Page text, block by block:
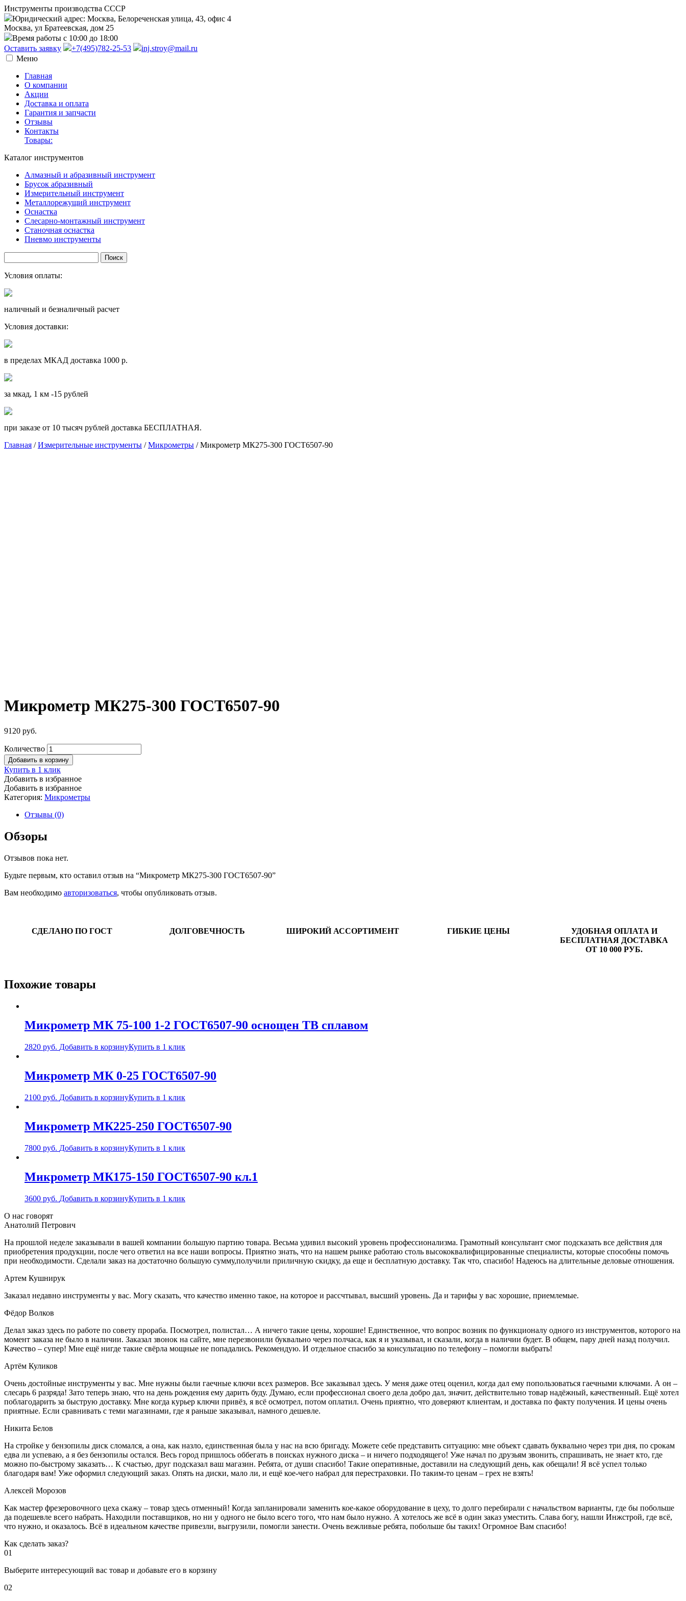
Инструменты производства СССР
Юридический адрес: Москва, Белореченская улица, 43, офис 4
Москва, ул Братеевская, дом 25
Время работы с 10:00 до 18:00
Оставить заявку
+7(495)782-25-53
inj.stroy@mail.ru
Меню
Главная
О компании
Акции
Доставка и оплата
Гарантия и запчасти
Отзывы
Контакты
Товары:
Каталог инструментов
Алмазный и абразивный инструмент
Брусок абразивный
Измерительный инструмент
Металлорежущий инструмент
Оснастка
Слесарно-монтажный инструмент
Станочная оснастка
Пневмо инструменты
Условия оплаты:
наличный и безналичный расчет
Условия доставки:
в пределах МКАД доставка 1000 р.
за мкад, 1 км -15 рублей
при заказе от 10 тысяч рублей доставка БЕСПЛАТНАЯ.
Главная /Измерительные инструменты /Микрометры / Микрометр МК275-300 ГОСТ6507-90
Микрометр МК275-300 ГОСТ6507-90
9120 руб.
Количество
Добавить в корзину
Купить в 1 клик
Добавить в избранное
Добавить в избранное
Категория: Микрометры
Отзывы (0)
Обзоры
Отзывов пока нет.
Будьте первым, кто оставил отзыв на “Микрометр МК275-300 ГОСТ6507-90”
Вам необходимо авторизоваться, чтобы опубликовать отзыв.
СДЕЛАНО ПО ГОСТ ДОЛГОВЕЧНОСТЬ ШИРОКИЙ АССОРТИМЕНТ ГИБКИЕ ЦЕНЫ
УДОБНАЯ ОПЛАТА И
БЕСПЛАТНАЯ ДОСТАВКА
ОТ 10 000 РУБ.
Похожие товары
Микрометр МК 75-100 1-2 ГОСТ6507-90 оснощен ТВ сплавом
2820 руб. Добавить в корзинуКупить в 1 клик
Микрометр МК 0-25 ГОСТ6507-90
2100 руб. Добавить в корзинуКупить в 1 клик
Микрометр МК225-250 ГОСТ6507-90
7800 руб. Добавить в корзинуКупить в 1 клик
Микрометр МК175-150 ГОСТ6507-90 кл.1
3600 руб. Добавить в корзинуКупить в 1 клик
О нас говорят
Анатолий Петрович
На прошлой неделе заказывали в вашей компании большую партию товара. Весьма удивил высокий уровень профессионализма. Грамотный консультант смог подсказать все действия для
приобретения продукции, после чего ответил на все наши вопросы. Приятно знать, что на нашем рынке работаю столь высококвалифицированные специалисты, которые способны помочь
при необходимости. Сделали заказ на достаточно большую сумму,получили приличную скидку, да еще и бесплатную доставку. Так что, спасибо! Надеюсь на длительные деловые отношения.
Артем Кушнирук
Заказал недавно инструменты у вас. Могу сказать, что качество именно такое, на которое и рассчтывал, высший уровень. Да и тарифы у вас хорошие, приемлемые.
Фёдор Волков
Делал заказ здесь по работе по совету прораба. Посмотрел, полистал… А ничего такие цены, хорошие! Единственное, что вопрос возник по функционалу одного из инструментов, которого на
момент заказа не было в наличии. Заказал звонок на сайте, мне перезвонили буквально через полчаса, как я и указывал, и сказали, когда в наличии будет. В общем, пару дней назад получил.
Качество – супер! Мне ещё нигде такие свёрла мощные не попадались. Рекомендую. И отдельное спасибо за консультацию по телефону – помогли выбрать!
Артём Куликов
Очень достойные инструменты у вас. Мне нужны были гаечные ключи всех размеров. Все заказывал здесь. У меня даже отец оценил, когда дал ему попользоваться гаечными ключами. А он –
слесарь 6 разряда! Зато теперь знаю, что на день рождения ему дарить буду. Думаю, если профессионал своего дела добро дал, значит, действительно товар надёжный, качественный. Ещё хотел
поблагодарить за быструю доставку. Мне когда курьер ключи привёз, я всё осмотрел, потом оплатил. Очень приятно, что доверяют клиентам, и доставка по факту получения. И цены очень
приятные. Если сравнивать с теми магазинами, где я раньше заказывал, намного дешевле.
Никита Белов
На стройке у бензопилы диск сломался, а она, как назло, единственная была у нас на всю бригаду. Можете себе представить ситуацию: мне объект сдавать буквально через три дня, по срокам
едва ли успеваю, а я без бензопилы остался. Весь город пришлось оббегать в поисках нужного диска – и ничего подходящего! Уже начал по друзьям звонить, спрашивать, не знает кто, где
можно по-быстрому заказать… К счастью, друг подсказал ваш магазин. Ребята, от души спасибо! Такие оперативные, доставили на следующий день, как обещали! Я всё успел только
благодаря вам! Уже оформил следующий заказ. Опять на диски, мало ли, и ещё кое-чего набрал для перестраховки. По таким-то ценам – грех не взять!
Алексей Морозов
Как мастер фрезеровочного цеха скажу – товар здесь отменный! Когда запланировали заменить кое-какое оборудование в цеху, то долго перебирали с начальством варианты, где бы побольше
да подешевле всего набрать. Находили поставщиков, но ни у одного не было всего того, что нам было нужно. А хотелось же всё в один заказ уместить. Слава богу, нашли Инжстрой, где всё,
что нужно, и оказалось. Всё в идеальном качестве привезли, выгрузили, помогли занести. Очень вежливые ребята, побольше бы таких! Огромное Вам спасибо!
Как сделать заказ?
01
Выберите интересующий вас товар и добавьте его в корзину
02